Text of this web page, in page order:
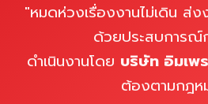
"หมดห่วงเรื่องงานไม่เดิน ส่ง
ด้วยประสบการณ์
ดำเนินงานโดย บริษัท อิมเพ
ต้องตามกฎห